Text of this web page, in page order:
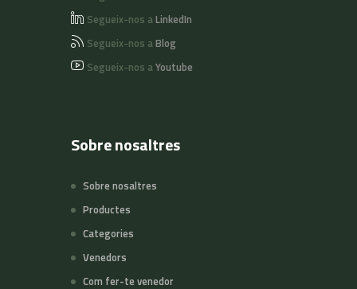
Segueix-nos aLinkedIn
Segueix-nos aBlog
Segueix-nos aYoutube
Sobre nosaltres
Sobre nosaltres
Productes
Categories
Venedors
Com fer-te venedor